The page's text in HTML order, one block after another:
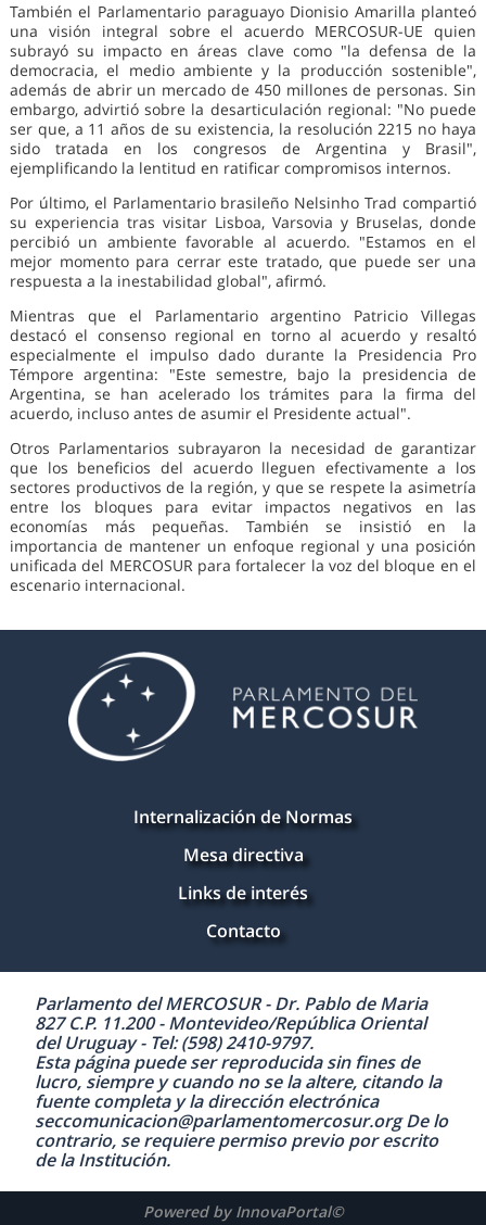
También el Parlamentario paraguayo Dionisio Amarilla planteó
una visión integral sobre el acuerdo MERCOSUR-UE quien
subrayó su impacto en áreas clave como "la defensa de la
democracia, el medio ambiente y la producción sostenible",
además de abrir un mercado de 450 millones de personas. Sin
embargo, advirtió sobre la desarticulación regional: "No puede
ser que, a 11 años de su existencia, la resolución 2215 no haya
sido tratada en los congresos de Argentina y Brasil",
ejemplificando la lentitud en ratificar compromisos internos.
Por último, el Parlamentario brasileño Nelsinho Trad compartió
su experiencia tras visitar Lisboa, Varsovia y Bruselas, donde
percibió un ambiente favorable al acuerdo. "Estamos en el
mejor momento para cerrar este tratado, que puede ser una
respuesta a la inestabilidad global", afirmó.
Mientras que el Parlamentario argentino Patricio Villegas
destacó el consenso regional en torno al acuerdo y resaltó
especialmente el impulso dado durante la Presidencia Pro
Témpore argentina: "Este semestre, bajo la presidencia de
Argentina, se han acelerado los trámites para la firma del
acuerdo, incluso antes de asumir el Presidente actual".
Otros Parlamentarios subrayaron la necesidad de garantizar
que los beneficios del acuerdo lleguen efectivamente a los
sectores productivos de la región, y que se respete la asimetría
entre los bloques para evitar impactos negativos en las
economías más pequeñas. También se insistió en la
importancia de mantener un enfoque regional y una posición
unificada del MERCOSUR para fortalecer la voz del bloque en el
escenario internacional.
Internalización de Normas
Mesa directiva
Links de interés
Contacto
Parlamento del MERCOSUR - Dr. Pablo de Maria
827 C.P. 11.200 - Montevideo/República Oriental
del Uruguay - Tel: (598) 2410-9797.
Esta página puede ser reproducida sin fines de
lucro, siempre y cuando no se la altere, citando la
fuente completa y la dirección electrónica
seccomunicacion@parlamentomercosur.org De lo
contrario, se requiere permiso previo por escrito
de la Institución.
Powered by InnovaPortal©